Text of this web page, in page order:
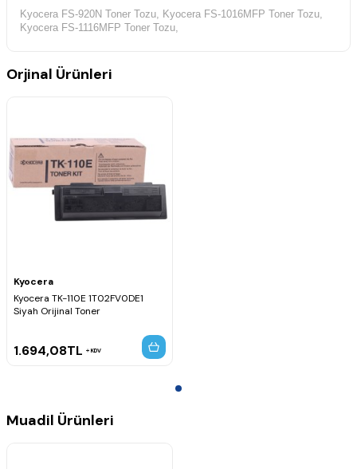
Kyocera FS-920N Toner Tozu, Kyocera FS-1016MFP Toner Tozu,
Kyocera FS-1116MFP Toner Tozu,
Orjinal Ürünleri
Kyocera
Kyocera TK-110E 1T02FV0DE1
Siyah Orijinal Toner
1.694,08TL KDV
Muadil Ürünleri